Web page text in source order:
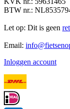
BTW nr.:
Let op: Dit is geen
Email:
Inloggen account